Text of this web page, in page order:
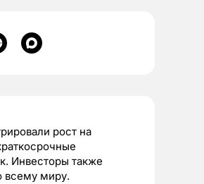
рост на
Инвесторы также
всему миру.